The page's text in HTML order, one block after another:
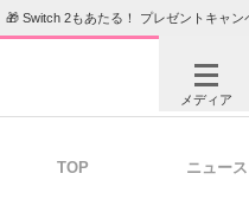
🎁 Switch 2もあたる！ プレゼントキャン
メディア
TOP ニュース